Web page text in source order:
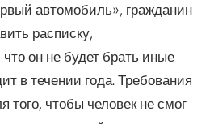
автомобиль», гражданин
расписку,
он не будет брать иные
в течении года. Требования
того, чтобы человек не смог